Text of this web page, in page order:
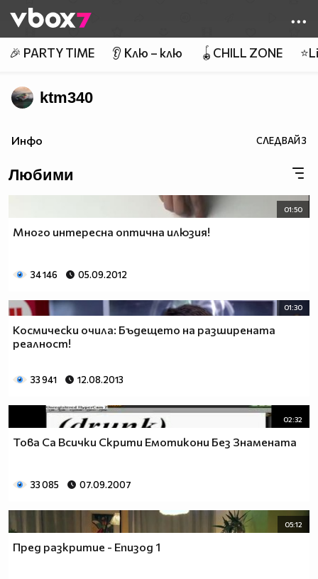
👾
🎉 PARTY TIME 👂 Клю – клю 🪀CHILL ZONE
ktm340
Инфо СЛЕДВАЙ3
Любими
01:50
Много интересна оптична илюзия!
34 146 05.09.2012
01:30
Космически очила: Бъдещето на разширената
реалност!
33 941 12.08.2013
02:32
Това Са Всички Скрити Емотикони Без Знамената
33 085 07.09.2007
05:12
Пред разкритие - Епизод 1